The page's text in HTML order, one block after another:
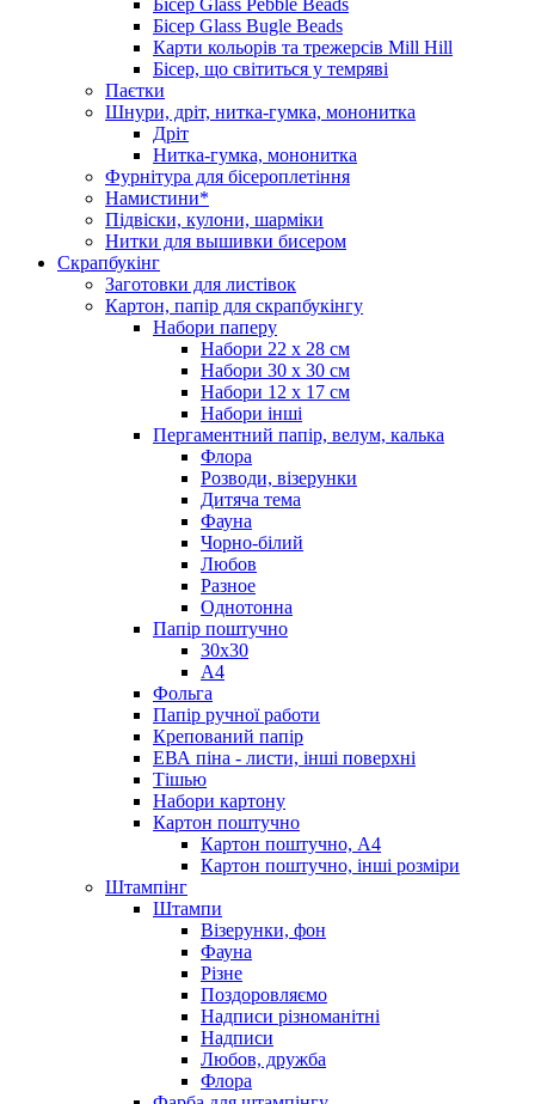
Бісер Glass Bugle Beads
Карти кольорів та трежерсів Mill Hill
Бісер, що світиться у темряві
Паєтки
Шнури, дріт, нитка-гумка, мононитка
Дріт
Нитка-гумка, мононитка
Фурнітура для бісероплетіння
Намистини*
Підвіски, кулони, шарміки
Нитки для вышивки бисером
Скрапбукінг
Заготовки для листівок
Картон, папір для скрапбукінгу
Набори паперу
Набори 22 х 28 см
Набори 30 х 30 см
Набори 12 х 17 см
Набори інші
Пергаментний папір, велум, калька
Флора
Розводи, візерунки
Дитяча тема
Фауна
Чорно-білий
Любов
Разное
Однотонна
Папір поштучно
30х30
А4
Фольга
Папір ручної работи
Крепований папір
ЕВА піна - листи, інші поверхні
Тішью
Набори картону
Картон поштучно
Картон поштучно, А4
Картон поштучно, інші розміри
Штампінг
Штампи
Візерунки, фон
Фауна
Різне
Поздоровляємо
Надписи різноманітні
Надписи
Любов, дружба
Флора